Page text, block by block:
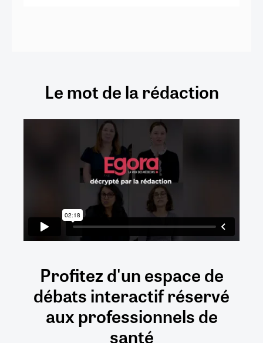
Le mot de la rédaction
Profitez d'un espace de
débatsinteractifréservé
auxprofessionnels de
santé